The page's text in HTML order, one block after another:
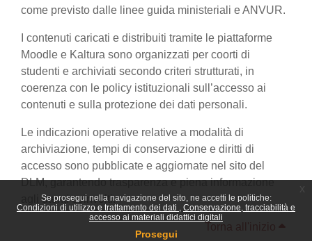
Se prosegui nella navigazione del sito, ne accetti le politiche:
Condizioni di utilizzo e trattamento dei dati
Conservazione, tracciabilità e
accesso ai materiali didattici digitali
Prosegui
come previsto dalle linee guida ministeriali e ANVUR.
I contenuti caricati e distribuiti tramite le piattaforme
Moodle e Kaltura sono organizzati per coorti di
studenti e archiviati secondo criteri strutturati, in
coerenza con le policy istituzionali sull’accesso ai
contenuti e sulla protezione dei dati personali.
Le indicazioni operative relative a modalità di
archiviazione, tempi di conservazione e diritti di
accesso sono pubblicate e aggiornate nel sito del
DLM, garantendo trasparenza e piena informazione
agli utenti coinvolti.